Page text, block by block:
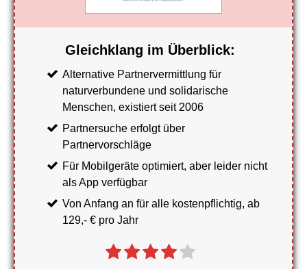
Gleichklang im Überblick:
Alternative Partnervermittlung für
naturverbundene und solidarische
Menschen, existiert seit 2006
Partnersuche erfolgt über
Partnervorschläge
Für Mobilgeräte optimiert, aber leider nicht
als App verfügbar
Von Anfang an für alle kostenpflichtig, ab
129,- € pro Jahr